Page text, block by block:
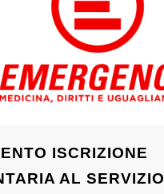
ISCRIZIONE
AL SERVIZIO